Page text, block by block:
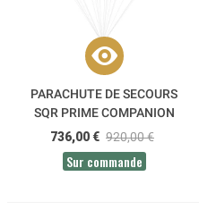
PARACHUTE DE SECOURS
SQR PRIME COMPANION
736,00 € 920,00 €
Sur commande